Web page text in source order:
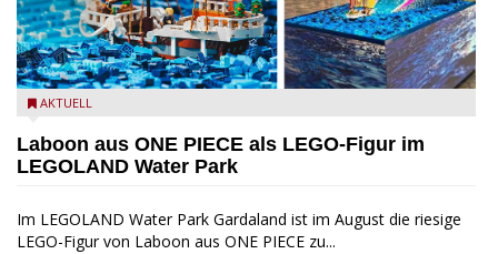
Laboon aus ONE PIECE als LEGO-Figur im LEGOLAND Water
AKTUELL
Laboon aus ONE PIECE als LEGO-Figur im
LEGOLAND Water Park
Im LEGOLAND Water Park Gardaland ist im August die riesige
LEGO-Figur von Laboon aus ONE PIECE zu...